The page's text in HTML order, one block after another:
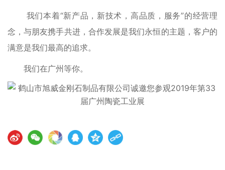
我们本着“新产品，新技术，高品质，服务”的经营理
念，与朋友携手共进，合作发展是我们永恒的主题，客户的
满意是我们最高的追求。
我们在广州等你。